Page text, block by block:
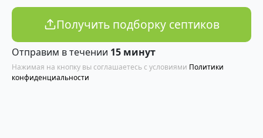
Получить подборку септиков
Отправим в течении 15 минут
Нажимая на кнопку вы соглашаетесь с условиями Политики
конфиденциальности